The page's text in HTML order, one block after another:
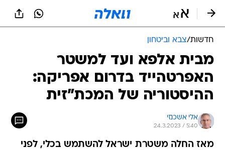
חדשות/צבא וביטחון
מבית אלפא ועד למשטר
האפרטהייד בדרום אפריקה:
ההיסטוריה של המכת"זית
אלי אשכנזי
24.3.2023 / 5:40
מאז החלה משטרת ישראל להשתמש בכלי, לפני